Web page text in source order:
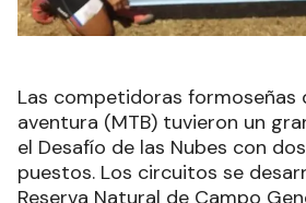
Las competidoras formoseñas
aventura (MTB) tuvieron un
el Desafío de las Nubes con
puestos. Los circuitos se
Reserva Natural de Campo